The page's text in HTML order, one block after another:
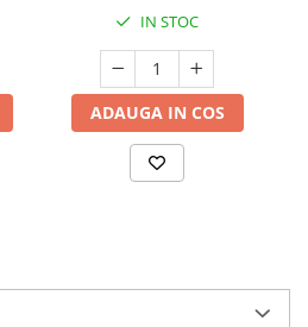
IN STOC
ADAUGA IN COS